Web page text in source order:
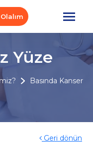
Yüze
Basında Kanser
Geri dönün